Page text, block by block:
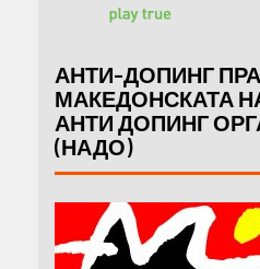
АНТИ-ДОПИНГ
МАКЕДОНСКАТА
АНТИ ДОПИНГ
(НАДО)